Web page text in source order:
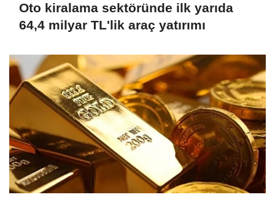
Oto kiralama sektöründe ilk yarıda
64,4 milyar TL'lik araç yatırımı